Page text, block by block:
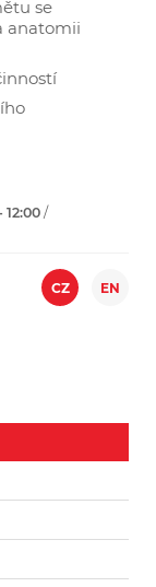
se
anatomii
12:00 /
CZ EN